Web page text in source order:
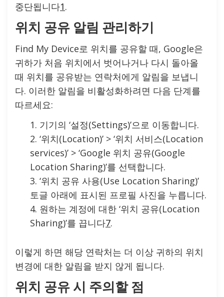
중단됩니다1.
위치 공유 알림 관리하기
Find My Device로 위치를 공유할 때, Google은
귀하가 처음 위치에서 벗어나거나 다시 돌아올
때 위치를 공유받는 연락처에게 알림을 보냅니
다. 이러한 알림을 비활성화하려면 다음 단계를
따르세요:
기기의 ‘설정(Settings)’으로 이동합니다.
‘위치(Location)’ > ‘위치 서비스(Location
services)’ > ‘Google 위치 공유(Google
Location Sharing)’를 선택합니다.
‘위치 공유 사용(Use Location Sharing)’
토글 아래에 표시된 프로필 사진을 누릅니다.
원하는 계정에 대한 ‘위치 공유(Location
Sharing)’를 끕니다7.
이렇게 하면 해당 연락처는 더 이상 귀하의 위치
변경에 대한 알림을 받지 않게 됩니다.
위치 공유 시 주의할 점